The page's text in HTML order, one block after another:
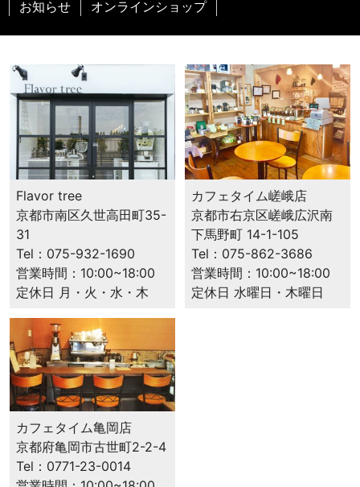
お知らせ
オンラインショップ
Flavor tree
京都市南区久世高田町35-
31
Tel：075-932-1690
営業時間：10:00~18:00
定休日 月・火・水・木
カフェタイム嵯峨店
京都市右京区嵯峨広沢南
下馬野町 14-1-105
Tel：075-862-3686
営業時間：10:00~18:00
定休日 水曜日・木曜日
カフェタイム⻲岡店
京都府⻲岡市古世町2-2-4
Tel：0771-23-0014